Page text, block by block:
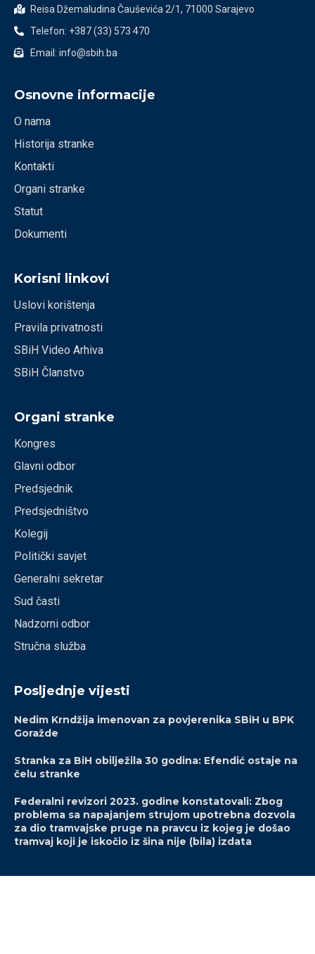
Reisa Džemaludina Čauševića 2/1, 71000 Sarajevo
Telefon: +387 (33) 573 470
Email: info@sbih.ba
Osnovne informacije
O nama
Historija stranke
Kontakti
Organi stranke
Statut
Dokumenti
Korisni linkovi
Uslovi korištenja
Pravila privatnosti
SBiH Video Arhiva
SBiH Članstvo
Organi stranke
Kongres
Glavni odbor
Predsjednik
Predsjedništvo
Kolegij
Politički savjet
Generalni sekretar
Sud časti
Nadzorni odbor
Stručna služba
Posljednje vijesti
Nedim Krndžija imenovan za povjerenika SBiH u BPK
Goražde
Stranka za BiH obilježila 30 godina: Efendić ostaje na
čelu stranke
Federalni revizori 2023. godine konstatovali: Zbog
problema sa napajanjem strujom upotrebna dozvola
za dio tramvajske pruge na pravcu iz kojeg je došao
tramvaj koji je iskočio iz šina nije (bila) izdata